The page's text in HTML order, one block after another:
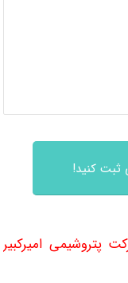
ثبت کنید!
پتروشیمی امیرکبیر